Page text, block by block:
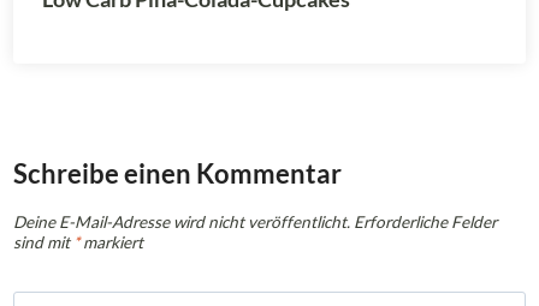
Schreibe einen Kommentar
Deine E-Mail-Adresse wird nicht veröffentlicht. Erforderliche Felder
sind mit*markiert